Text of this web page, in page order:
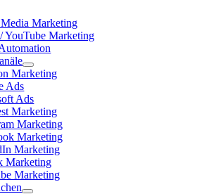
Marketing
YouTube Marketing
Marketing
Ads
Ads
Marketing
Marketing
Marketing
Marketing
Marketing
Marketing